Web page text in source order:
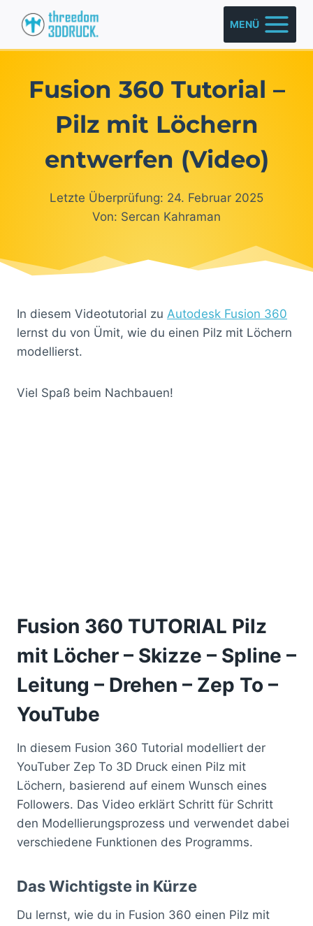
Inhalt
springen
MENÜ
Fusion 360 Tutorial –
Pilz mit Löchern
entwerfen (Video)
Letzte Überprüfung: 24. Februar 2025
Von: Sercan Kahraman
In diesem Videotutorial zu Autodesk Fusion 360
lernst du von Ümit, wie du einen Pilz mit Löchern
modellierst.
Viel Spaß beim Nachbauen!
Fusion 360 TUTORIAL Pilz
mit Löcher – Skizze – Spline –
Leitung – Drehen – Zep To –
YouTube
In diesem Fusion 360 Tutorial modelliert der
YouTuber Zep To 3D Druck einen Pilz mit
Löchern, basierend auf einem Wunsch eines
Followers. Das Video erklärt Schritt für Schritt
den Modellierungsprozess und verwendet dabei
verschiedene Funktionen des Programms.
Das Wichtigste in Kürze
Du lernst, wie du in Fusion 360 einen Pilz mit